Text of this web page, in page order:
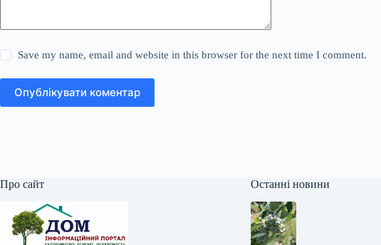
Save my name, email and website in this browser for the next time I comment.
Опублікувати коментар
Про сайт Останні новини